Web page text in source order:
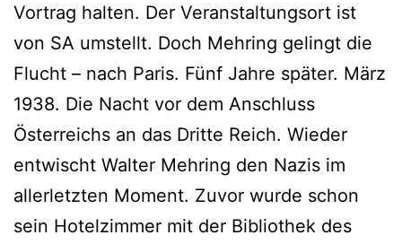
Vortrag halten. Der Veranstaltungsort ist
von SA umstellt. Doch Mehring gelingt die
Flucht – nach Paris. Fünf Jahre später. März
1938. Die Nacht vor dem Anschluss
Österreichs an das Dritte Reich. Wieder
entwischt Walter Mehring den Nazis im
allerletzten Moment. Zuvor wurde schon
sein Hotelzimmer mit der Bibliothek des